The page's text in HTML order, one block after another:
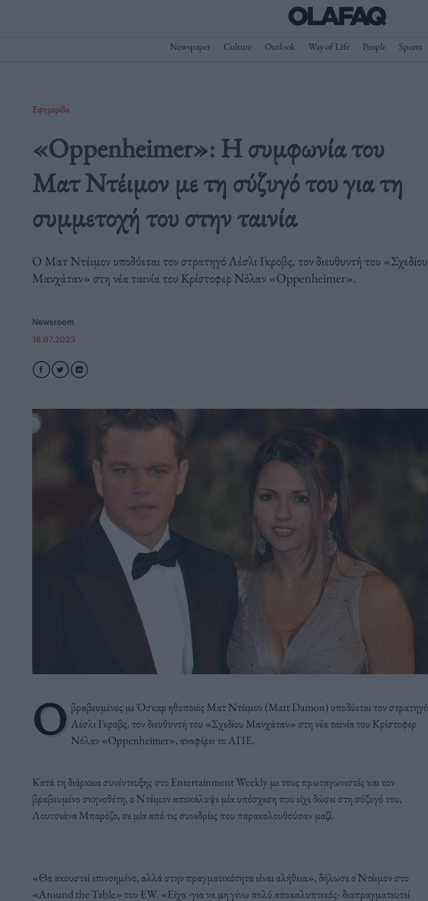
Newspaper Culture Outlook Way of Life People Sports
Εφημερίδα
«Oppenheimer»: Η συμφωνία του
Ματ Ντέιμον με τη σύζυγό του για τη
συμμετοχή του στην ταινία
Ο Ματ Ντέιμον υποδύεται τον στρατηγό Λέσλι Γκροβς, τον διευθυντή του «Σχεδίου
Μανχάταν» στη νέα ταινία του Κρίστοφερ Νόλαν «Oppenheimer».
Newsroom
18.07.2023
Ο βραβευμένος με Όσκαρ ηθοποιός Ματ Ντέιμον (Matt Damon) υποδύεται τον στρατηγό
Λέσλι Γκροβς, τον διευθυντή του «Σχεδίου Μανχάταν» στη νέα ταινία του Κρίστοφερ
Νόλαν «Oppenheimer», αναφέρει το ΑΠΕ.
Κατά τη διάρκεια συνέντευξης στο Entertainment Weekly με τους πρωταγωνιστές και τον
βραβευμένο σκηνοθέτη, ο Ντέιμον αποκάλυψε μία υπόσχεση που είχε δώσει στη σύζυγό του,
Λουτσιάνα Μπαρόζο, σε μία από τις συνεδρίες που παρακολουθούσαν μαζί.
«Θα ακουστεί επινοημένο, αλλά στην πραγματικότητα είναι αλήθεια», δήλωσε ο Ντέιμον στο
«Around the Table» του EW. «Είχα -για να μη γίνω πολύ αποκαλυπτικός- διαπραγματευτεί